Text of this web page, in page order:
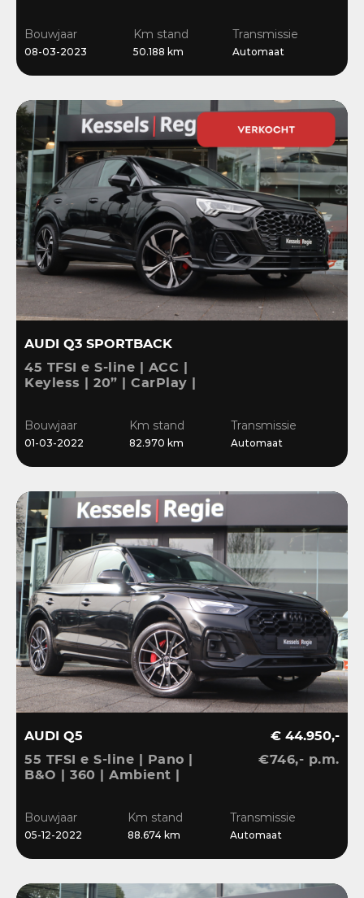
Bouwjaar
08-03-2023
Km stand
50.188 km
Transmissie
Automaat
AUDI Q3 SPORTBACK
45 TFSI e S-line | ACC |
Keyless | 20” | CarPlay |
Bouwjaar
01-03-2022
Km stand
82.970 km
Transmissie
Automaat
AUDI Q5
55 TFSI e S-line | Pano |
B&O | 360 | Ambient |
€ 44.950,-
€746,- p.m.
Bouwjaar
05-12-2022
Km stand
88.674 km
Transmissie
Automaat